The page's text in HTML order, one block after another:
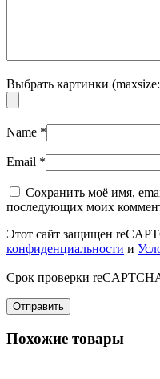
Выбрать картинки
Name *
Email *
Сохранить моё имя,
последующих моих
Этот сайт защищен
конфиденциальности и
Срок проверки
Похожие товары